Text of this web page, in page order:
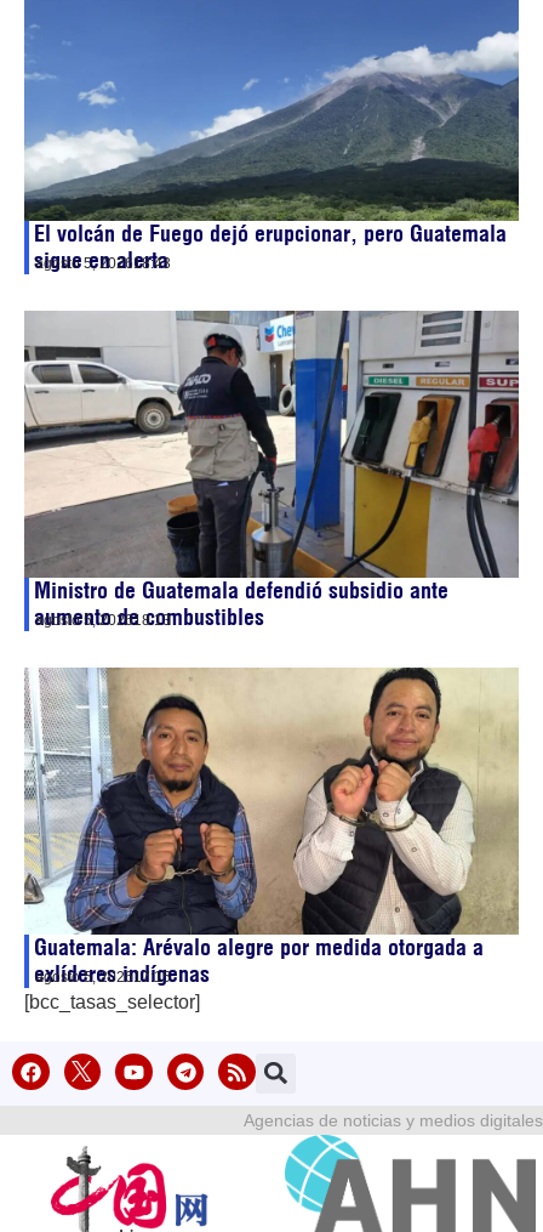
El volcán de Fuego dejó erupcionar, pero Guatemala
sigue en alerta
agosto 5, 202618:43
Ministro de Guatemala defendió subsidio ante
aumento de combustibles
agosto 5, 202618:13
Guatemala: Arévalo alegre por medida otorgada a
exlíderes indígenas
agosto 5, 202617:15
[bcc_tasas_selector]
Agencias de noticias y medios digitales